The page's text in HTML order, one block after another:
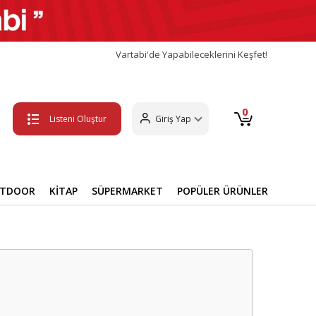
Vartabi'de Yapabileceklerini Keşfet!
Listeni Oluştur Giriş Yap 0
KİTAP SÜPERMARKET POPÜLER ÜRÜNLER